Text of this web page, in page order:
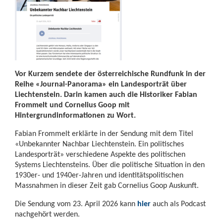
Vor Kurzem sendete der österreichische Rundfunk in der
Reihe «Journal-Panorama» ein Landesporträt über
Liechtenstein. Darin kamen auch die Historiker Fabian
Frommelt und Cornelius Goop mit
Hintergrundinformationen zu Wort.
Fabian Frommelt erklärte in der Sendung mit dem Titel
«Unbekannter Nachbar Liechtenstein. Ein politisches
Landesporträt» verschiedene Aspekte des politischen
Systems Liechtensteins. Über die politische Situation in den
1930er- und 1940er-Jahren und identitätspolitischen
Massnahmen in dieser Zeit gab Cornelius Goop Auskunft.
Die Sendung vom 23. April 2026 kann hier auch als Podcast
nachgehört werden.